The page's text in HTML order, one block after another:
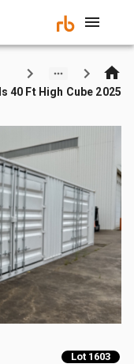
2025 Conteneur 40 Pieds 40 Ft High Cube حاويات تخزين
Lot 1603